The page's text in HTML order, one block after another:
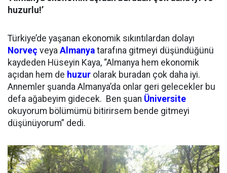
huzurlu!’
Türkiye’de yaşanan ekonomik sıkıntılardan dolayı
Norveç veya Almanya tarafına gitmeyi düşündüğünü
kaydeden Hüseyin Kaya, “Almanya hem ekonomik
açıdan hem de huzur olarak buradan çok daha iyi.
Annemler şuanda Almanya’da onlar geri gelecekler bu
defa ağabeyim gidecek. Ben şuan Üniversite
okuyorum bölümümü bitirirsem bende gitmeyi
düşünüyorum” dedi.